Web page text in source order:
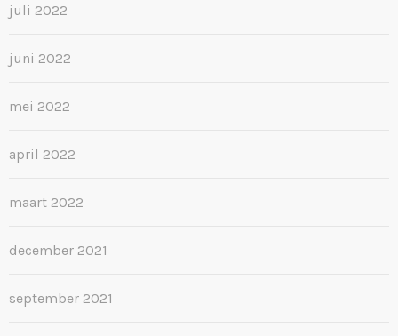
juli 2022
juni 2022
mei 2022
april 2022
maart 2022
december 2021
september 2021